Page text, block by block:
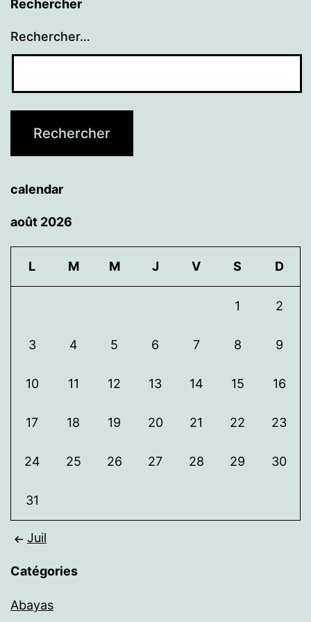
Rechercher
Rechercher…
calendar
août 2026
L M M J V S D
1 2
3 4 5 6 7 8 9
10 11 12 13 14 15 16
17 18 19 20 21 22 23
24 25 26 27 28 29 30
31
Juil
Catégories
Abayas